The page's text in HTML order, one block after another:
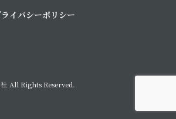
ライバシーポリシー
All Rights Reserved.